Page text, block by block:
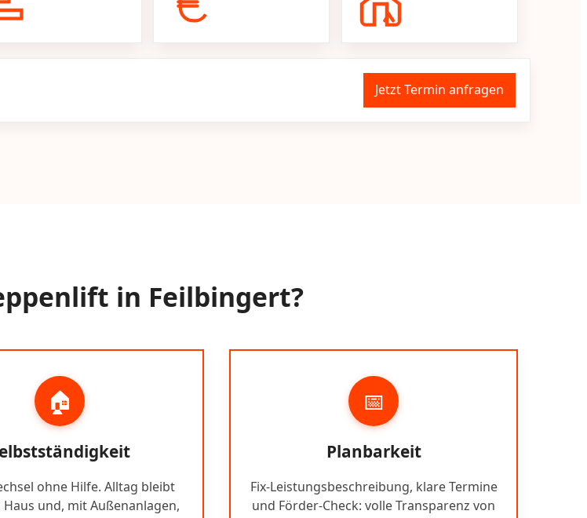
Jetzt Termin anfragen
in Feilbingert?
🏠
ohne Hilfe. Alltag bleibt
Haus und, mit Außenanlagen,
📅
Planbarkeit
Fix-Leistungsbeschreibung, klare Termine
und Förder-Check: volle Transparenz von